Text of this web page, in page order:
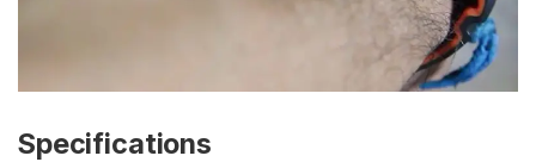
Specifications